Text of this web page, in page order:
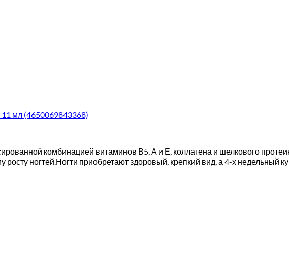
11 мл (4650069843368)
комбинацией витаминов В5, А и Е, коллагена и шелкового
росту ногтей.Ногти приобретают здоровый, крепкий вид, а 4-х недельный